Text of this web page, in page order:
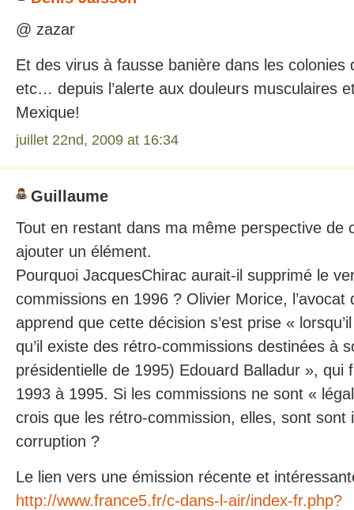
@ zazar
Et des virus à fausse banière dans les colonies
etc… depuis l’alerte aux douleurs musculaires
Mexique!
juillet 22nd, 2009 at 16:34
Guillaume
Tout en restant dans ma même perspective de
ajouter un élément.
Pourquoi JacquesChirac aurait-il supprimé le
commissions en 1996 ? Olivier Morice, l’avocat
apprend que cette décision s’est prise «
qu’il existe des rétro-commissions destinées à
présidentielle de 1995) Edouard Balladur », qui
1993 à 1995. Si les commissions ne sont «
crois que les rétro-commission, elles, sont sont
corruption ?
Le lien vers une émission récente et
http://www.france5.fr/c-dans-l-air/index-fr.php?